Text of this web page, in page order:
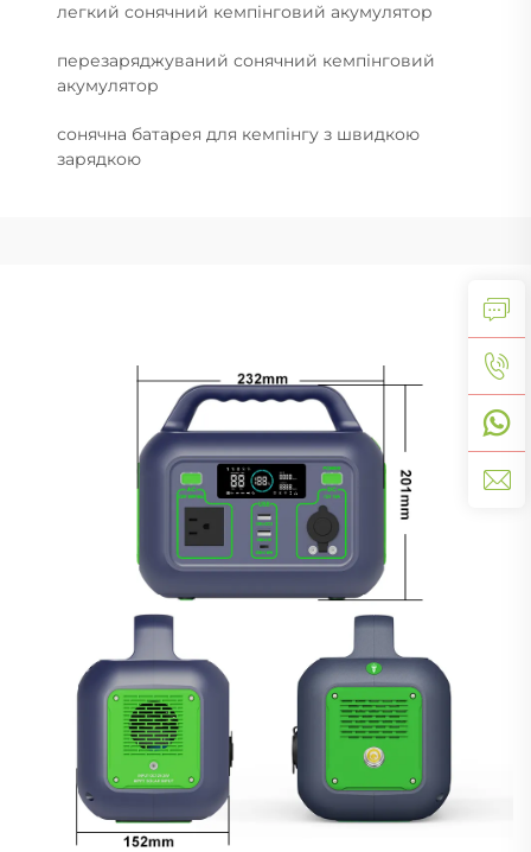
легкий сонячний кемпінговий акумулятор
перезаряджуваний сонячний кемпінговий
акумулятор
сонячна батарея для кемпінгу з швидкою
зарядкою